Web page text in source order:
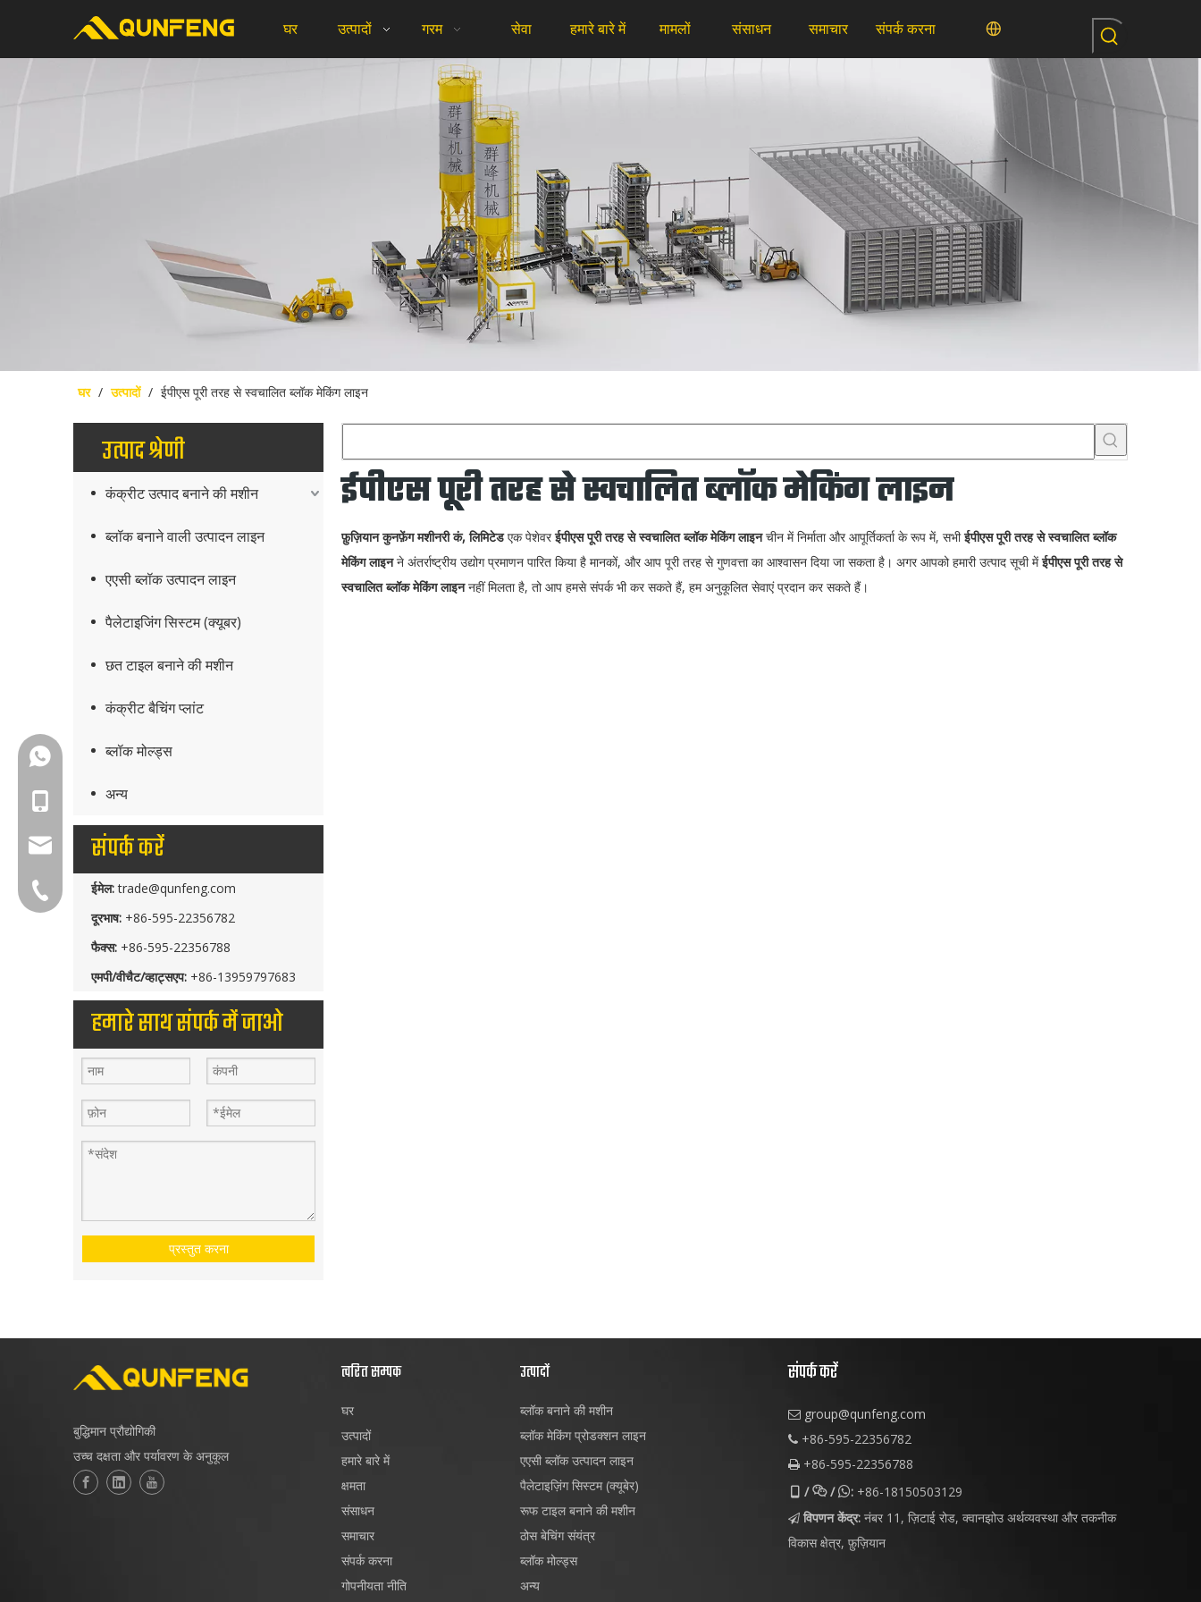
घर उत्पादों गरम सेवा हमारे बारे में मामलों संसाधन समाचार संपर्क करना
घर / उत्पादों / ईपीएस पूरी तरह से स्वचालित ब्लॉक मेकिंग लाइन
उत्पाद श्रेणी
कंक्रीट उत्पाद बनाने की मशीन
ब्लॉक बनाने वाली उत्पादन लाइन
एएसी ब्लॉक उत्पादन लाइन
पैलेटाइजिंग सिस्टम (क्यूबर)
छत टाइल बनाने की मशीन
कंक्रीट बैचिंग प्लांट
ब्लॉक मोल्ड्स
अन्य
संपर्क करें
ईमेल: trade@qunfeng.com
दूरभाष: +86-595-22356782
फैक्स: +86-595-22356788
एमपी/वीचैट/व्हाट्सएप: +86-13959797683
हमारे साथ संपर्क में जाओ
प्रस्तुत करना
ईपीएस पूरी तरह से स्वचालित ब्लॉक मेकिंग लाइन
फ़ुज़ियान कुनफ़ेंग मशीनरी कं, लिमिटेडएक पेशेवरईपीएस पूरी तरह से स्वचालित ब्लॉक मेकिंग लाइनचीन में निर्माता और आपूर्तिकर्ता के रूप में, सभीईपीएस पूरी तरह से स्वचालित ब्लॉक
मेकिंग लाइनने अंतर्राष्ट्रीय उद्योग प्रमाणन पारित किया है मानकों, और आप पूरी तरह से गुणवत्ता का आश्वासन दिया जा सकता है। अगर आपको हमारी उत्पाद सूची मेंईपीएस पूरी तरह से
स्वचालित ब्लॉक मेकिंग लाइननहीं मिलता है, तो आप हमसे संपर्क भी कर सकते हैं, हम अनुकूलित सेवाएं प्रदान कर सकते हैं।
+86-18150503129
+86-18150503129
group@qunfeng.com
+86-595 22356782
बुद्धिमान प्रौद्योगिकी
उच्च दक्षता और पर्यावरण के अनुकूल
त्वरित सम्पक
घर
उत्पादों
हमारे बारे में
क्षमता
संसाधन
समाचार
संपर्क करना
गोपनीयता नीति
उत्पादों
ब्लॉक बनाने की मशीन
ब्लॉक मेकिंग प्रोडक्शन लाइन
एएसी ब्लॉक उत्पादन लाइन
पैलेटाइज़िंग सिस्टम (क्यूबेर)
रूफ टाइल बनाने की मशीन
ठोस बेचिंग संयंत्र
ब्लॉक मोल्ड्स
अन्य
संपर्क करें
 group@qunfeng.com
 +86-595-22356782
 +86-595-22356788
//: +86-18150503129
 विपणन केंद्र: नंबर 11, ज़िटाई रोड, क्वानझोउ अर्थव्यवस्था और तकनीक
विकास क्षेत्र, फ़ुज़ियान